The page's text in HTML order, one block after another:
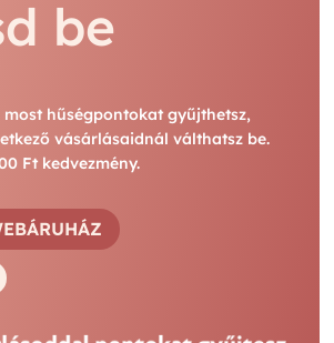
be
hűségpontokat gyűjthetsz,
vásárlásaidnál válthatsz be.
Ft kedvezmény.